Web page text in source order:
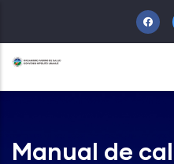
al
contenido
principal
Manual de